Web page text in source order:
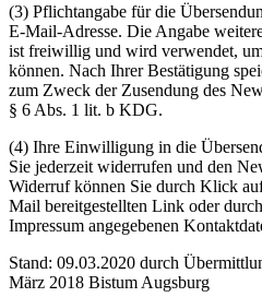
(3) Pflichtangabe für die
E-Mail-Adresse. Die Angabe
ist freiwillig und wird verwendet,
können. Nach Ihrer Bestätigung
zum Zweck der Zusendung des
§ 6 Abs. 1 lit. b KDG.
(4) Ihre Einwilligung in die
Sie jederzeit widerrufen und den
Widerruf können Sie durch Klick
Mail bereitgestellten Link oder
Impressum angegebenen
Stand: 09.03.2020 durch
März 2018 Bistum Augsburg